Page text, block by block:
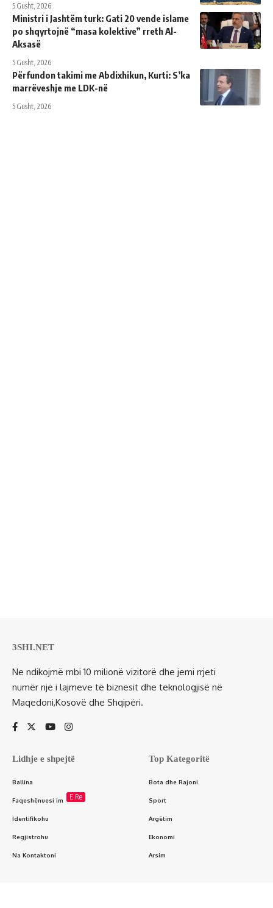
5 Gusht, 2026
Ministri i Jashtëm turk: ​​Gati 20 vende islame
po shqyrtojnë “masa kolektive” rreth Al-
Aksasë
5 Gusht, 2026
Përfundon takimi me Abdixhikun, Kurti: S’ka
marrëveshje me LDK-në
5 Gusht, 2026
3SHI.NET
Ne ndikojmë mbi 10 milionë vizitorë dhe jemi rrjeti
numër një i lajmeve të biznesit dhe teknologjisë në
Maqedoni,Kosovë dhe Shqipëri.
Lidhje e shpejtë
Ballina
Faqeshënuesi im E Re
Identifikohu
Regjistrohu
Na Kontaktoni
Top Kategoritë
Bota dhe Rajoni
Sport
Argëtim
Ekonomi
Arsim